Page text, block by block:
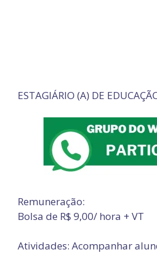
ESTAGIÁRIO (A) DE
Remuneração:
Bolsa de R$ 9,00/ hora + VT
Atividades: Acompanhar